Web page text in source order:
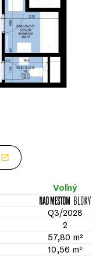
Voľný
Q3/2028
2
57,80 m²
10,56 m²